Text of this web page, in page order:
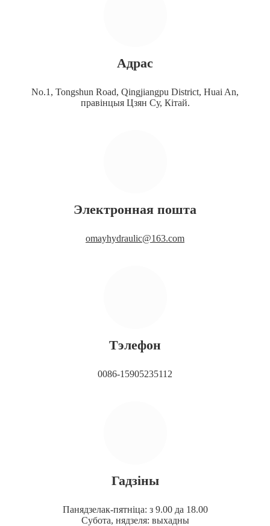
Адрас
No.1, Tongshun Road, Qingjiangpu District, Huai An,
правінцыя Цзян Су, Кітай.
Электронная пошта
omayhydraulic@163.com
Тэлефон
0086-15905235112
Гадзіны
Панядзелак-пятніца: з 9.00 да 18.00
Субота, нядзеля: выхадны